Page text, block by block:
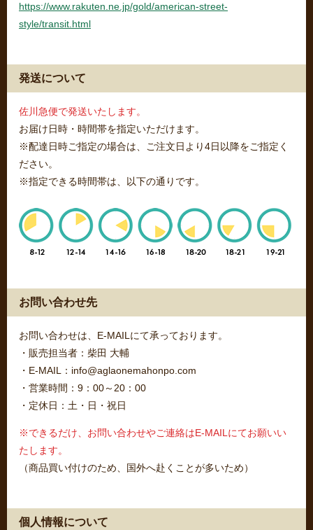
https://www.rakuten.ne.jp/gold/american-street-
style/transit.html
発送について
佐川急便で発送いたします。
お届け日時・時間帯を指定いただけます。
※配達日時ご指定の場合は、ご注文日より4日以降をご指定く
ださい。
※指定できる時間帯は、以下の通りです。
お問い合わせ先
お問い合わせは、E-MAILにて承っております。
・販売担当者：柴田 大輔
・E-MAIL：info@aglaonemahonpo.com
・営業時間：9：00～20：00
・定休日：土・日・祝日
※できるだけ、お問い合わせやご連絡はE-MAILにてお願いい
たします。
（商品買い付けのため、国外へ赴くことが多いため）
個人情報について